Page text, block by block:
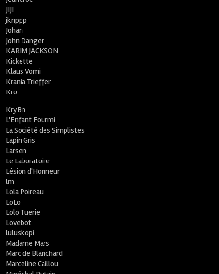
JIJI
jknppp
Johan
John Danger
KARIM JACKSON
Kickette
Klaus Vomi
Krania Trieffer
Kro
KryBn
L'Enfant Fourmi
La Société des Simplistes
Lapin Gris
Larsen
Le Laboratoire
Lésion d'Honneur
lm
Lola Poireau
LoLo
Lolo Tuerie
Lovebot
luluskopi
Madame Mars
Marc de Blanchard
Marceline Caillou